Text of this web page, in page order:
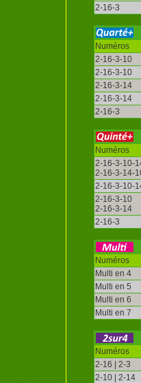
2-16-3
Numéros
2-16-3-10
2-16-3-10
2-16-3-14
2-16-3-14
2-16-3
Numéros
2-16-3-10-
2-16-3-14-
2-16-3-10-
2-16-3-10
2-16-3-14
2-16-3
Numéros
Multi en 4
Multi en 5
Multi en 6
Multi en 7
Numéros
2-16 | 2-3
2-10 | 2-14